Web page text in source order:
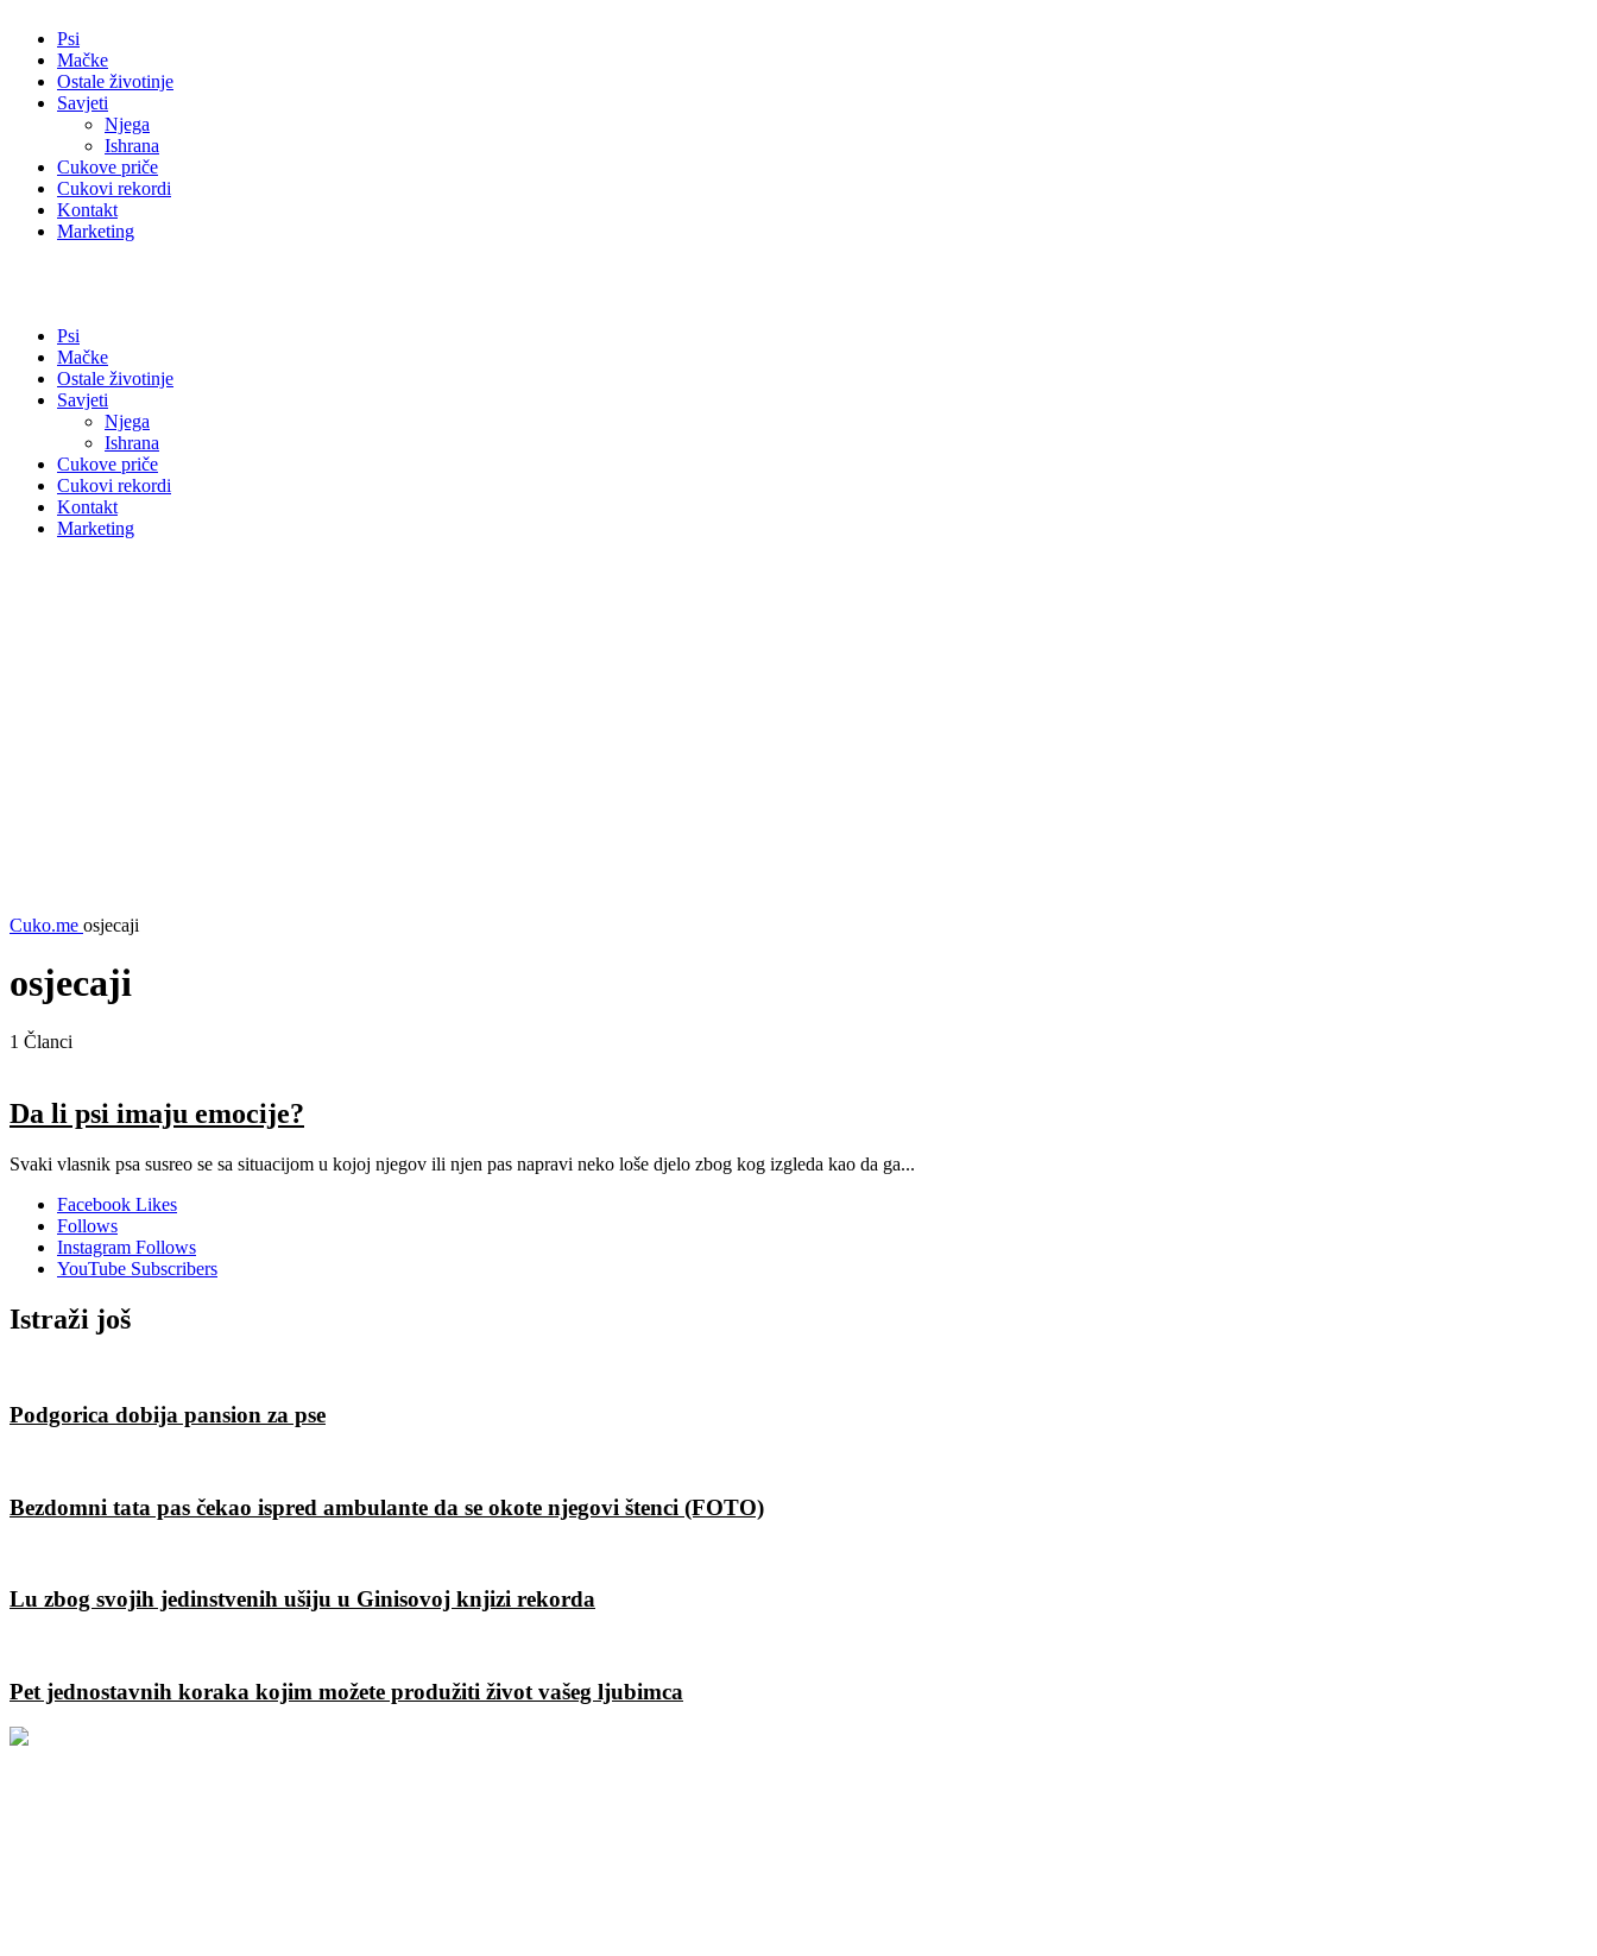
Psi
Mačke
Ostale životinje
Savjeti
Njega
Ishrana
Cukove priče
Cukovi rekordi
Kontakt
Marketing
Psi
Mačke
Ostale životinje
Savjeti
Njega
Ishrana
Cukove priče
Cukovi rekordi
Kontakt
Marketing
Cuko.me osjecaji
osjecaji
1 Članci
Da li psi imaju emocije?
Svaki vlasnik psa susreo se sa situacijom u kojoj njegov ili njen pas napravi neko loše djelo zbog kog izgleda kao da ga...
Facebook Likes
Follows
Instagram Follows
YouTube Subscribers
Istraži još
Podgorica dobija pansion za pse
Bezdomni tata pas čekao ispred ambulante da se okote njegovi štenci (FOTO)
Lu zbog svojih jedinstvenih ušiju u Ginisovoj knjizi rekorda
Pet jednostavnih koraka kojim možete produžiti život vašeg ljubimca